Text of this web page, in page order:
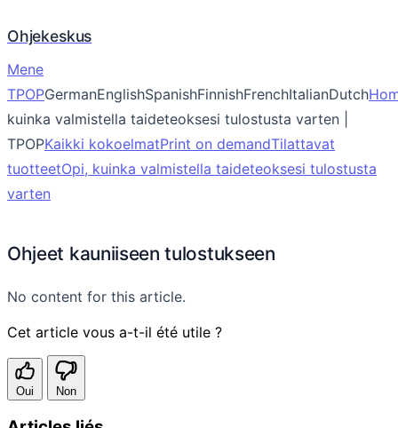
Ohjekeskus
Mene
TPOPGermanEnglishSpanishFinnishFrenchItalianDutch
kuinka valmistella taideteoksesi tulostusta varten |
TPOPKaikki kokoelmatPrint on demandTilattavat
tuotteetOpi, kuinka valmistella taideteoksesi tulostusta
varten
Ohjeet kauniiseen tulostukseen
No content for this article.
Cet article vous a-t-il été utile ?
Oui Non